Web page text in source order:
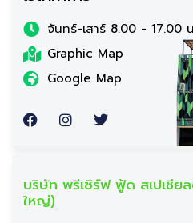
จันทร์-เสาร์ 8.00 - 17.00
Graphic Map
Google Map
บริษัท พรีเซิร์ฟ ฟู้ด สเปเชีย
ใหญ่)